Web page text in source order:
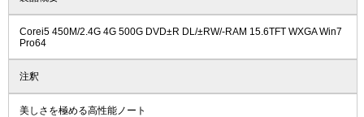
Corei5 450M/2.4G 4G 500G DVD±R DL/±RW/-RAM 15.6TFT WXGA Win7
Pro64
注釈
美しさを極める高性能ノート